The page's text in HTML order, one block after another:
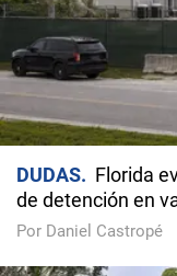
DUDAS
Florida
de detención en
Por Daniel Castropé